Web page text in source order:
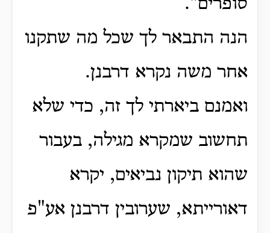
סופרים".
הנה התבאר לך שכל מה שתקנו
אחר משה נקרא דרבנן.
ואמנם ביארתי לך זה, כדי שלא
תחשוב שמקרא מגילה, בעבור
שהוא תיקון נביאים, יקרא
דאורייתא, שערובין דרבנן אע"פ